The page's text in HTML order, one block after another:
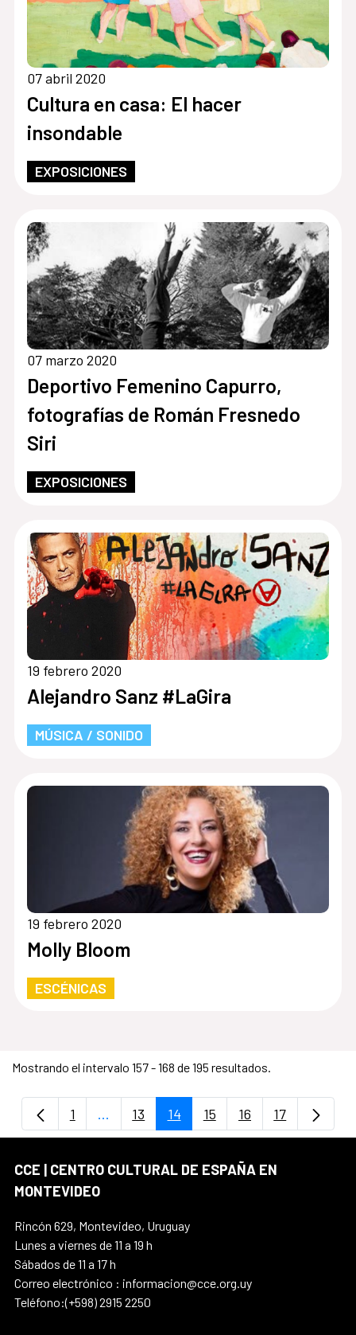
07 abril 2020
Cultura en casa: El hacer
insondable
EXPOSICIONES
07 marzo 2020
Deportivo Femenino Capurro,
fotografías de Román Fresnedo
Siri
EXPOSICIONES
19 febrero 2020
Alejandro Sanz #LaGira
MÚSICA / SONIDO
19 febrero 2020
Molly Bloom
ESCÉNICAS
Mostrando el intervalo 157 - 168 de 195 resultados.
Página
1 ...Páginas intermedias Use TAB para
Página
13 Página
14 Página
15 Página
16 Página
17
CCE | CENTRO CULTURAL DE ESPAÑA EN
MONTEVIDEO
Rincón 629, Montevideo, Uruguay
Lunes a viernes de 11 a 19 h
Sábados de 11 a 17 h
Correo electrónico : informacion@cce.org.uy
Teléfono:(+598) 2915 2250